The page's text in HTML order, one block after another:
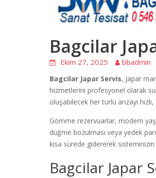
Bagcilar
Ekim 27, 2025 bbadmin
Bagcilar Japar Servis, Japar
hizmetlerini profesyonel olarak
oluşabilecek her türlü arızayı
Gömme rezervuarlar, modern
düğme bozulması veya yedek
kısa sürede gidererek
Bagcilar Japar